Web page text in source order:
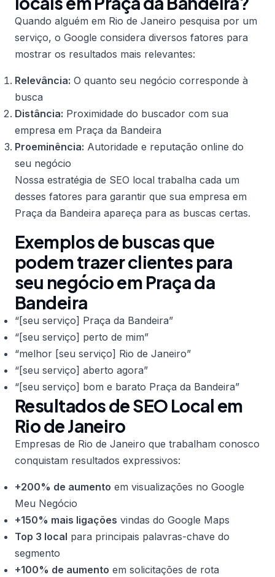
Quando alguém em Rio de Janeiro pesquisa por um
serviço, o Google considera diversos fatores para
mostrar os resultados mais relevantes:
Relevância: O quanto seu negócio corresponde à
busca
Distância: Proximidade do buscador com sua
empresa em Praça da Bandeira
Proeminência: Autoridade e reputação online do
seu negócio
Nossa estratégia de SEO local trabalha cada um
desses fatores para garantir que sua empresa em
Praça da Bandeira apareça para as buscas certas.
Exemplos de buscas que
podem trazer clientes para
seu negócio em Praça da
Bandeira
“[seu serviço] Praça da Bandeira”
“[seu serviço] perto de mim”
“melhor [seu serviço] Rio de Janeiro”
“[seu serviço] aberto agora”
“[seu serviço] bom e barato Praça da Bandeira”
Resultados de SEO Local em
Rio de Janeiro
Empresas de Rio de Janeiro que trabalham conosco
conquistam resultados expressivos:
+200% de aumento em visualizações no Google
Meu Negócio
+150% mais ligações vindas do Google Maps
Top 3 local para principais palavras-chave do
segmento
+100% de aumento em solicitações de rota